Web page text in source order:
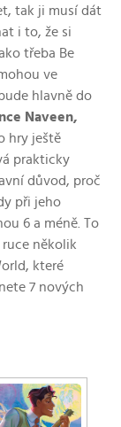
tak ji musí dát
i to, že si
třeba Be
ve
hlavně do
Naveen,
hry ještě
prakticky
důvod, proč
při jeho
6 a méně. To
několik
které
7 nových